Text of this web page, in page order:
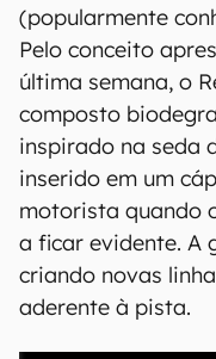
(popularmente
Pelo conceito
última semana, o
composto
inspirado na seda
inserido em um
motorista quando
a ficar evidente. A
criando novas
aderente à pista.